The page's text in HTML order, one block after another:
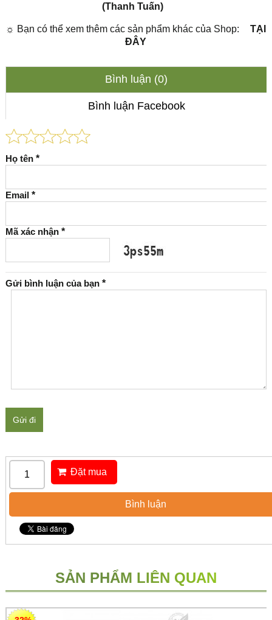
(Thanh Tuấn)
☼ Bạn có thể xem thêm các sản phẩm khác của Shop:
TẠI
ĐÂY
Bình luận (0)
Bình luận Facebook
Họ tên *
Email *
Mã xác nhận *
Gửi bình luận của bạn *
Gửi đi
Đặt mua
Bình luận
SẢN PHẨM LIÊN QUAN